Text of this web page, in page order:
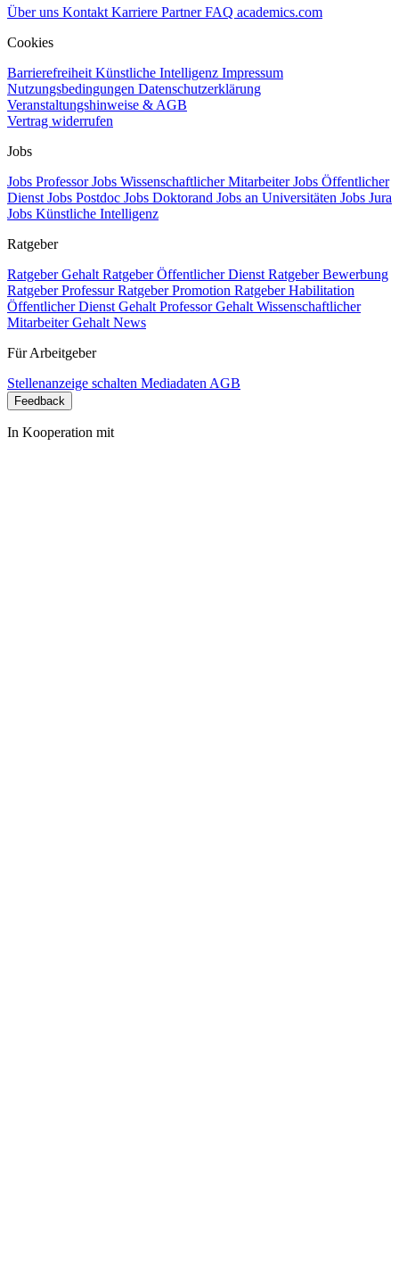
Über uns Kontakt Karriere PartnerFAQ academics.com
Cookies
Barrierefreiheit Künstliche Intelligenz Impressum
Nutzungsbedingungen Datenschutzerklärung
Veranstaltungshinweise & AGB
Vertrag widerrufen
Jobs
Jobs ProfessorJobs Wissenschaftlicher MitarbeiterJobs Öffentlicher
Dienst Jobs Postdoc Jobs Doktorand Jobs an Universitäten Jobs Jura
Jobs Künstliche Intelligenz
Ratgeber
Ratgeber Gehalt Ratgeber Öffentlicher Dienst Ratgeber Bewerbung
Ratgeber ProfessurRatgeber Promotion Ratgeber Habilitation
Öffentlicher Dienst Gehalt Professor Gehalt Wissenschaftlicher
Mitarbeiter Gehalt News
Für Arbeitgeber
Stellenanzeige schalten Mediadaten AGB
Feedback
In Kooperation mit